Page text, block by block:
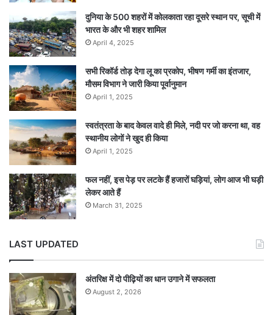
दुनिया के 500 शहरों में कोलकाता रहा दूसरे स्थान पर, सूची में
भारत के और भी शहर शामिल
April 4, 2025
सभी रिकॉर्ड तोड़ देगा लू का प्रकोप, भीषण गर्मी का इंतजार,
मौसम विभाग ने जारी किया पूर्वानुमान
April 1, 2025
स्वतंत्रता के बाद केवल वादे ही मिले, नदी पर जो करना था, वह
स्थानीय लोगों ने खुद ही किया
April 1, 2025
फल नहीं, इस पेड़ पर लटके हैं हजारों घड़ियां, लोग आज भी घड़ी
लेकर आते हैं
March 31, 2025
LAST UPDATED
अंतरिक्ष में दो पीढ़ियों का धान उगाने में सफलता
August 2, 2026